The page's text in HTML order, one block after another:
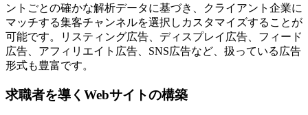
ントごとの確かな解析データに基づき、クライアント企業に
マッチする集客チャンネルを選択しカスタマイズすることが
可能です。リスティング広告、ディスプレイ広告、フィード
広告、アフィリエイト広告、SNS広告など、扱っている広告
形式も豊富です。
求職者を導くWebサイトの構築